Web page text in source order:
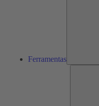
Ferramentas